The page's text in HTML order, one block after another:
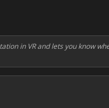
in VR and lets you know